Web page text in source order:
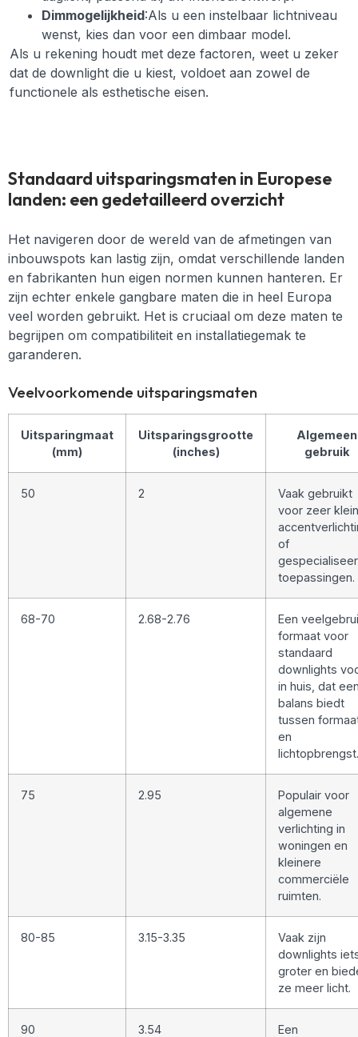
Dimmogelijkheid:Als u een instelbaar lichtniveau
wenst, kies dan voor een dimbaar model.
Als u rekening houdt met deze factoren, weet u zeker
dat de downlight die u kiest, voldoet aan zowel de
functionele als esthetische eisen.
Standaard uitsparingsmaten in Europese
landen: een gedetailleerd overzicht
Het navigeren door de wereld van de afmetingen van
inbouwspots kan lastig zijn, omdat verschillende landen
en fabrikanten hun eigen normen kunnen hanteren. Er
zijn echter enkele gangbare maten die in heel Europa
veel worden gebruikt. Het is cruciaal om deze maten te
begrijpen om compatibiliteit en installatiegemak te
garanderen.
Veelvoorkomende uitsparingsmaten
Uitsparingmaat
(mm)
Uitsparingsgrootte
(inches)
Algemeen
gebruik
50 2
Vaak gebruikt
voor zeer
of
toepassingen.
68-70 2.68-2.76
Een
formaat voor
standaard
downlights
in huis, dat
balans biedt
tussen
en
lichtopbrengst.
75 2.95
Populair voor
algemene
verlichting in
woningen en
kleinere
commerciële
ruimten.
80-85 3.15-3.35
Vaak zijn
downlights
groter en
ze meer licht.
90 3.54
Een